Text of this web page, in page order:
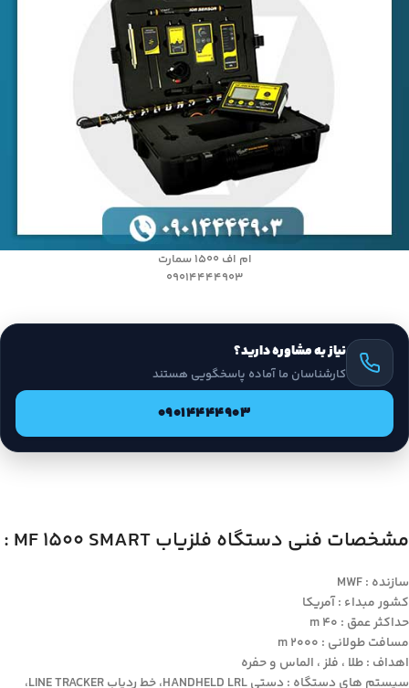
ام اف ۱۵۰۰ سمارت
09014444903
نیاز به مشاوره دارید؟
کارشناسان ما آماده پاسخگویی هستند
09014444903
مشخصات فنی دستگاه فلزیاب MF 1500 SMART :
سازنده : MWF
کشور مبداء : آمریکا
حداکثر عمق : ۴۰ m
مسافت طولانی : ۲۰۰۰ m
اهداف : طلا ، فلز ، الماس و حفره
سیستم های دستگاه : دستی HANDHELD LRL، خط ردیاب LINE TRACKER،